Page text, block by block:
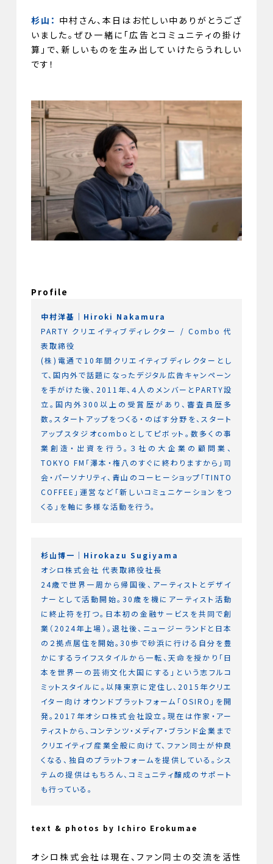
杉山： 中村さん、本日はお忙しい中ありがとうござ
いました。ぜひ一緒に「広告とコミュニティの掛け
算」で、新しいものを生み出していけたらうれしい
です！
Profile
中村洋基｜Hiroki Nakamura
PARTY クリエイティブディレクター / Combo 代
表取締役
(株)電通で10年間クリエイティブディレクターとし
て、国内外で話題になったデジタル広告キャンペーン
を手がけた後、2011年、４人のメンバーとPARTY設
立。国内外300以上の受賞歴があり、審査員歴多
数。スタートアップをつくる・のばす分野を、スタート
アップスタジオcomboとしてピボット。数多くの事
業創造・出資を行う。３社の大企業の顧問業、
TOKYO FM「澤本・権八のすぐに終わりますから」司
会・パーソナリティ、青山のコーヒーショップ「TINTO
COFFEE」運営など「新しいコミュニケーションをつ
くる」を軸に多様な活動を行う。
杉山博一｜Hirokazu Sugiyama
オシロ株式会社 代表取締役社長
24歳で世界一周から帰国後、アーティストとデザイ
ナーとして活動開始。30歳を機にアーティスト活動
に終止符を打つ。日本初の金融サービスを共同で創
業（2024年上場）。退社後、ニュージーランドと日本
の２拠点居住を開始。30歩で砂浜に行ける自分を豊
かにするライフスタイルから一転、天命を授かり「日
本を世界一の芸術文化大国にする」という志フルコ
ミットスタイルに。以降東京に定住し、2015年クリエ
イター向けオウンドプラットフォーム「OSIRO」を開
発。2017年オシロ株式会社設立。現在は作家・アー
ティストから、コンテンツ・メディア・ブランド企業まで
クリエイティブ産業全般に向けて、ファン同士が仲良
くなる、独自のプラットフォームを提供している。シス
テムの提供はもちろん、コミュニティ醸成のサポート
も行っている。
text & photos by Ichiro Erokumae
オシロ株式会社は現在、ファン同士の交流を活性